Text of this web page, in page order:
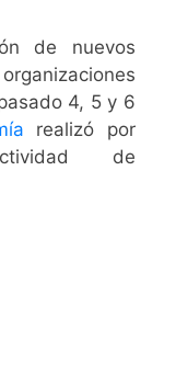
de nuevos
4, 5 y 6
realizó por
de